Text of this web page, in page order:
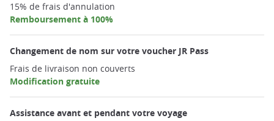
15% de frais d'annulation
Remboursement à 100%
Changement de nom sur votre voucher JR Pass
Frais de livraison non couverts
Modification gratuite
Assistance avant et pendant votre voyage